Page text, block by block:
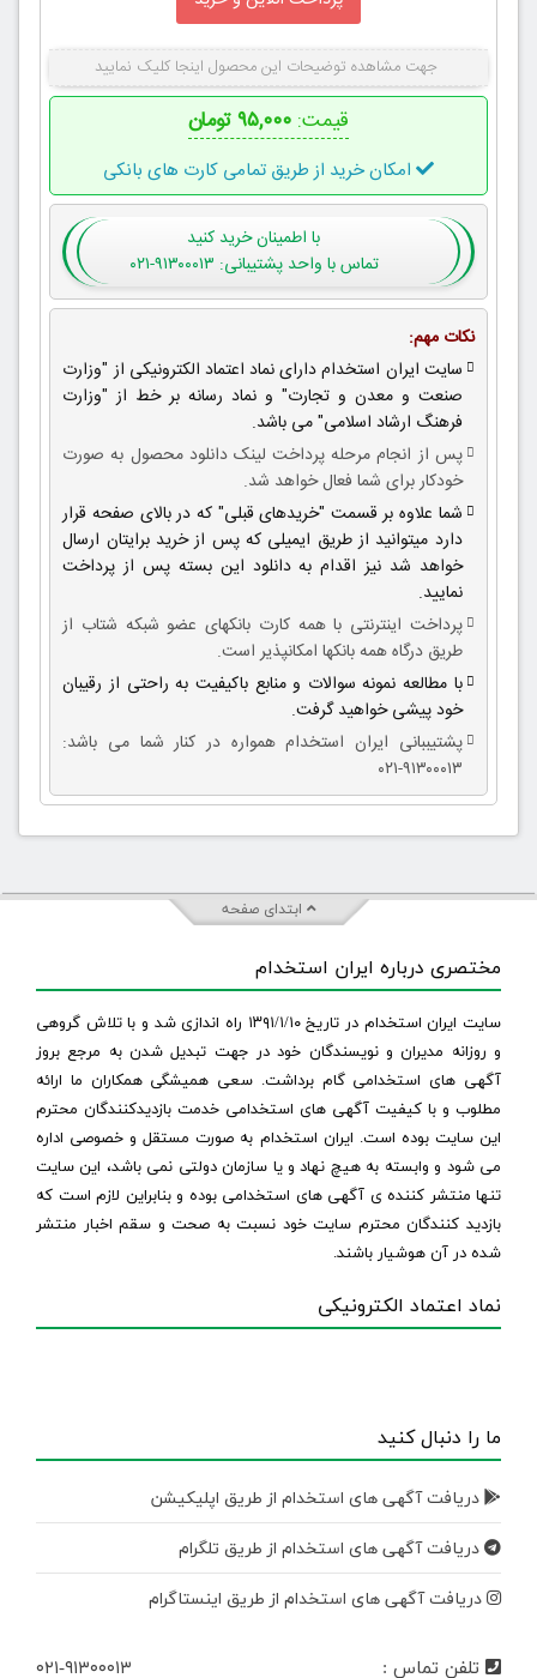
جهت مشاهده توضیحات این محصول اینجا کلیک نمایید
قیمت: ۹۵,۰۰۰ تومان
امکان خرید از طریق تمامی کارت های بانکی
با اطمینانخرید کنید
تماس با واحد پشتیبانی: ۹۱۳۰۰۰۱۳-۰۲۱
نکات مهم:
سایت ایران استخدام دارای نماد اعتماد الکترونیکی از "وزارت
صنعت و معدن و تجارت" و نماد رسانه بر خط از "وزارت
فرهنگ ارشاد اسلامی" می باشد.
پس از انجام مرحله پرداخت لینک دانلود محصول به صورت
خودکار برای شما فعال خواهد شد.
شما علاوه بر قسمت "خریدهای قبلی" که در بالای صفحه قرار
دارد میتوانید از طریق ایمیلی که پس از خرید برایتان ارسال
خواهد شد نیز اقدام به دانلود این بسته پس از پرداخت
نمایید.
پرداخت اینترنتی با همه کارت بانکهای عضو شبکه شتاب از
طریق درگاه همه بانکها امکانپذیر است.
با مطالعه نمونه سوالات و منابع باکیفیت به راحتی از رقیبان
خود پیشی خواهید گرفت.
پشتیببانی ایران استخدام همواره در کنار شما می باشد:
۹۱۳۰۰۰۱۳-۰۲۱
ابتدای صفحه
مختصری درباره ایران استخدام
سایت ایران استخدام در تاریخ ۱۳۹۱/۱/۱۰ راه اندازی شد و با تلاش گروهی
و روزانه مدیران و نویسندگان خود در جهت تبدیل شدن به مرجع بروز
آگهی های استخدامی گام برداشت. سعی همیشگی همکاران ما ارائه
مطلوب و با کیفیت آگهی های استخدامی خدمت بازدیدکنندگان محترم
این سایت بوده است. ایران استخدام به صورت مستقل و خصوصی اداره
می شود و وابسته به هیچ نهاد و یا سازمان دولتی نمی باشد، این سایت
تنها منتشر کننده ی آگهی های استخدامی بوده و بنابراین لازم است که
بازدید کنندگان محترم سایت خود نسبت به صحت و سقم اخبار منتشر
شده در آن هوشیار باشند.
نماد اعتماد الکترونیکی
ما را دنبال کنید
دریافت آگهی های استخدام از طریق اپلیکیشن
دریافت آگهی های استخدام از طریق تلگرام
دریافت آگهی های استخدام از طریق اینستاگرام
تلفن تماس : ۰۲۱-۹۱۳۰۰۰۱۳